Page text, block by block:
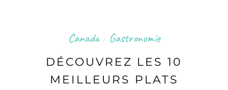
Canada / Gastronomie
DÉCOUVREZ LES 10
MEILLEURS PLATS